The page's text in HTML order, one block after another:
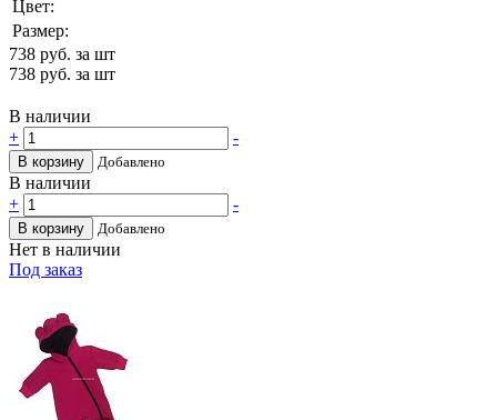
Цвет:
Размер:
738 руб. за шт
738 руб. за шт
В наличии
+
-
В корзину Добавлено
В наличии
+
-
В корзину Добавлено
Нет в наличии
Под заказ